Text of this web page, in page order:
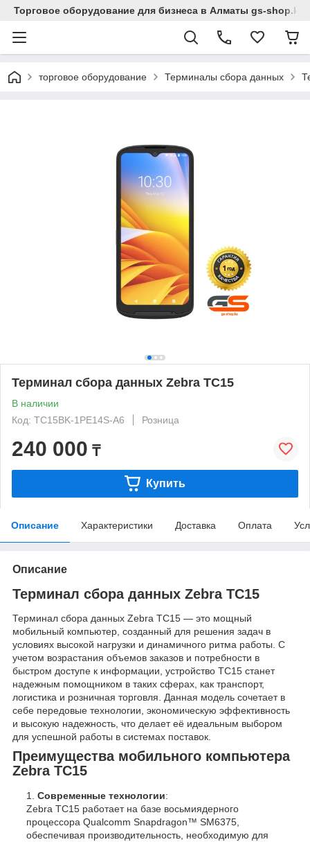
Торговое оборудование для бизнеса в Алматы gs-shop.kz
торговое оборудование Терминалы сбора данных
Терминал сбора данных Zebra TC15
В наличии
Код: TC15BK-1PE14S-A6
Розница
240 000 ₸
Купить
Описание Характеристики Доставка Оплата
Описание
Терминал сбора данных Zebra TC15
Терминал сбора данных Zebra TC15 — это мощный
мобильный компьютер, созданный для решения задач в
условиях высокой нагрузки и динамичного ритма работы. С
учетом возрастания объемов заказов и потребности в
быстром доступе к информации, устройство TC15 станет
надежным помощником в таких сферах, как транспорт,
логистика и розничная торговля. Данная модель сочетает в
себе передовые технологии, экономическую эффективность
и высокую надежность, что делает её идеальным выбором
для успешной работы в системах поставок.
Преимущества мобильного компьютера
Zebra TC15
Современные технологии:
Zebra TC15 работает на базе восьмиядерного
процессора Qualcomm Snapdragon™ SM6375,
обеспечивая производительность, необходимую для